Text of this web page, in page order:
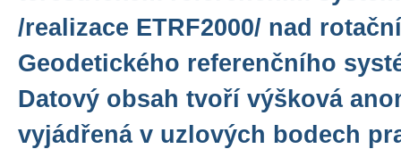
/realizace ETRF2000/ nad
Geodetického referenčního
Datový obsah tvoří výšková
vyjádřená v uzlových bodech